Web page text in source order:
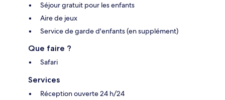
Séjour gratuit pour les enfants
Aire de jeux
Service de garde d'enfants (en supplément)
Que faire ?
Safari
Services
Réception ouverte 24 h/24